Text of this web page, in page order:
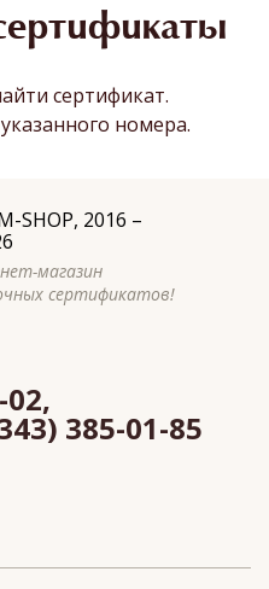
сертификат.
номера.
SHOP, 2016 –
магазин
сертификатов!
02,
385-01-85